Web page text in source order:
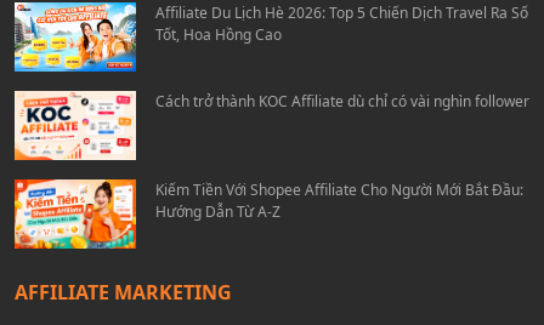
Affiliate Du Lịch Hè 2026: Top 5 Chiến Dịch Travel Ra Số
Tốt, Hoa Hồng Cao
Cách trở thành KOC Affiliate dù chỉ có vài nghìn follower
Kiếm Tiền Với Shopee Affiliate Cho Người Mới Bắt Đầu:
Hướng Dẫn Từ A-Z
AFFILIATE MARKETING